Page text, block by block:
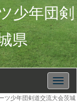
少年団剣
県
ツ少年団剣道交流大会茨城